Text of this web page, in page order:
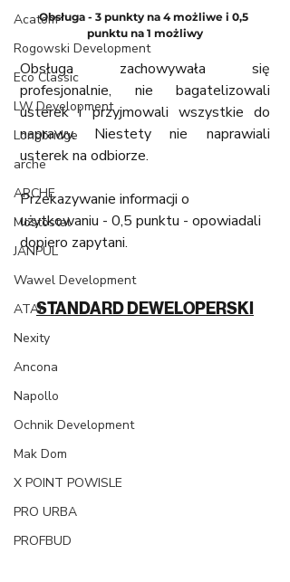
Acatom
Rogowski Development
Eco Classic
LW Development
Longbridge
arche
ARCHE
Mostostal
JANPUL
Wawel Development
ATAL
Nexity
Ancona
Napollo
Ochnik Development
Mak Dom
X POINT POWISLE
PRO URBA
PROFBUD
Obsługa - 3 punkty na 4 możliwe i 0,5
punktu na 1 możliwy
Obsługa zachowywała się
profesjonalnie, nie bagatelizowali
usterek i przyjmowali wszystkie do
naprawy. Niestety nie naprawiali
usterek na odbiorze.
Przekazywanie informacji o
użytkowaniu - 0,5 punktu - opowiadali
dopiero zapytani.
STANDARD DEWELOPERSKI